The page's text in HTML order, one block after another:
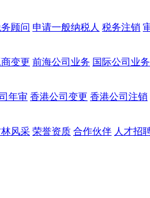
顾问 申请一般纳税人 税务注销
变更 前海公司业务 国际公司业务
年审 香港公司变更 香港公司注销
风采 荣誉资质 合作伙伴 人才招